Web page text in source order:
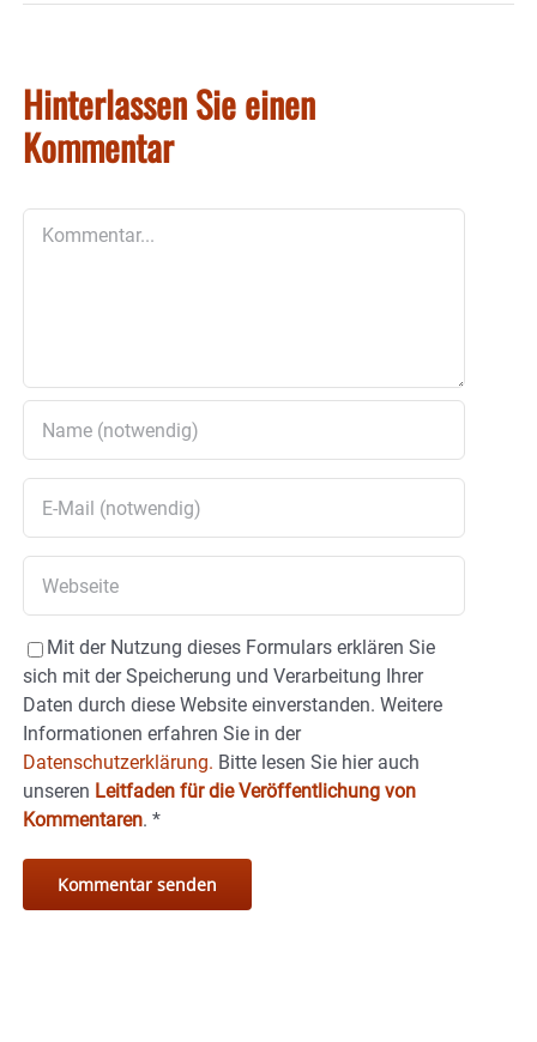
Hinterlassen Sie einen
Kommentar
Mit der Nutzung dieses Formulars erklären Sie
sich mit der Speicherung und Verarbeitung Ihrer
Daten durch diese Website einverstanden. Weitere
Informationen erfahren Sie in der
Datenschutzerklärung. Bitte lesen Sie hier auch
unseren Leitfaden für die Veröffentlichung von
Kommentaren. *